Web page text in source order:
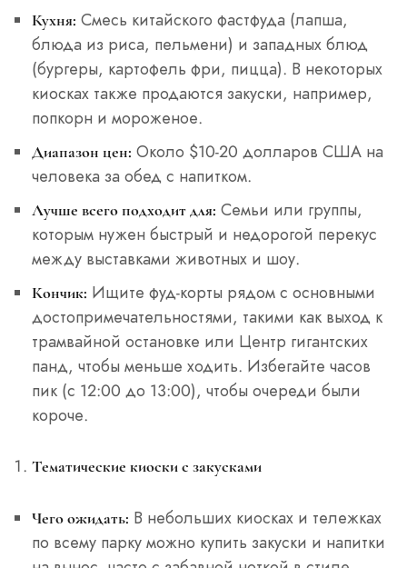
Кухня: Смесь китайского фастфуда (лапша,
блюда из риса, пельмени) и западных блюд
(бургеры, картофель фри, пицца). В некоторых
киосках также продаются закуски, например,
попкорн и мороженое.
Диапазон цен: Около $10-20 долларов США на
человека за обед с напитком.
Лучше всего подходит для: Семьи или группы,
которым нужен быстрый и недорогой перекус
между выставками животных и шоу.
Кончик: Ищите фуд-корты рядом с основными
достопримечательностями, такими как выход к
трамвайной остановке или Центр гигантских
панд, чтобы меньше ходить. Избегайте часов
пик (с 12:00 до 13:00), чтобы очереди были
короче.
Тематические киоски с закусками
Чего ожидать: В небольших киосках и тележках
по всему парку можно купить закуски и напитки